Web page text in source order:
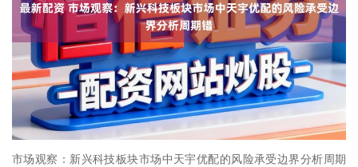
市场观察：新兴科技板块市场中天宇优配的风险承受边界分析周期